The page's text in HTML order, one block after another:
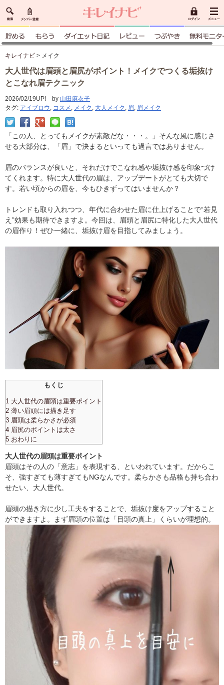
キレイナビ > メイク
大人世代は眉頭と眉尻がポイント！メイクでつくる垢抜け
とこなれ眉テクニック
2026/02/19UP! by 山田麻衣子
タグ: アイブロウ, コスメ , メイク , 大人メイク , 眉, 眉メイク
「この人、とってもメイクが素敵だな・・・。」そんな風に感じさ
せる大部分は、「眉」で決まるといっても過言ではありません。
眉のバランスが良いと、それだけでこなれ感や垢抜け感を印象づけ
てくれます。特に大人世代の眉は、アップデートがとても大切で
す。若い頃からの眉を、今もひきずってはいませんか？
トレンドも取り入れつつ、年代に合わせた眉に仕上げることで“若見
え”効果も期待できますよ。今回は、眉頭と眉尻に特化した大人世代
の眉作り！ぜひ一緒に、垢抜け眉を目指してみましょう。
もくじ
1 大人世代の眉頭は重要ポイント
2 薄い眉頭には描き足す
3 眉頭は柔らかさが必須
4 眉尻のポイントは太さ
5 おわりに
大人世代の眉頭は重要ポイント
眉頭はその人の「意志」を表現する、といわれています。だからこ
そ、強すぎても薄すぎてもNGなんです。柔らかさも品格も持ち合わ
せたい、大人世代。
眉頭の描き方に少し工夫をすることで、垢抜け度をアップすること
ができますよ。まず眉頭の位置は「目頭の真上」くらいが理想的。